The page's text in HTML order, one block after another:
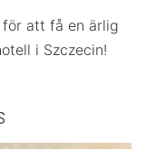
att få en ärlig
i Szczecin!